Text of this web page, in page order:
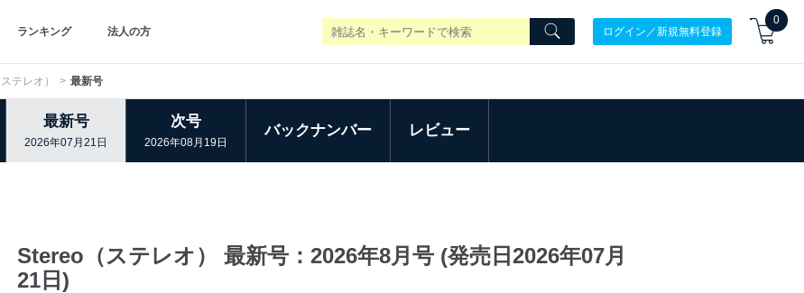
ランキング 法人の方 ログイン／新規無料登録
0
テレオ） 最新号
最新号
2026年07月21日
次号
2026年08月19日
バックナンバー レビュー
Stereo（ステレオ） 最新号：2026年8月号 (発売日2026年07月
21日)